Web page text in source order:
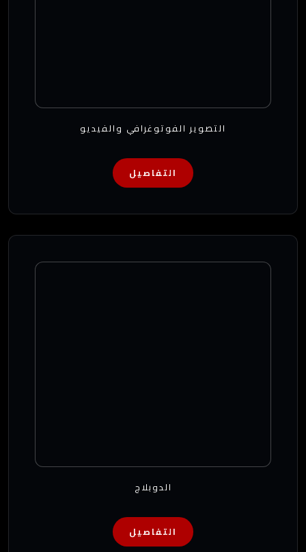
التصوير الفوتوغرافي والفيديو
التفاصيل
الدوبلاج
التفاصيل